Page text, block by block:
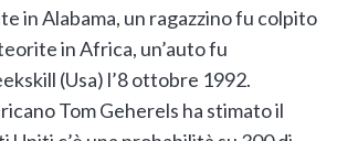
in Alabama, un ragazzino fu colpito
in Africa, un’auto fu
(Usa) l’8 ottobre 1992.
Tom Geherels ha stimato il